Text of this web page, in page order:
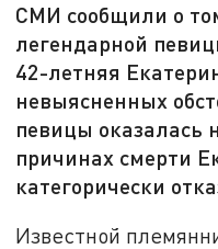
СМИ сообщили о
легендарной
42-летняя
невыясненных
певицы оказалась
причинах смерти
категорически
Известной